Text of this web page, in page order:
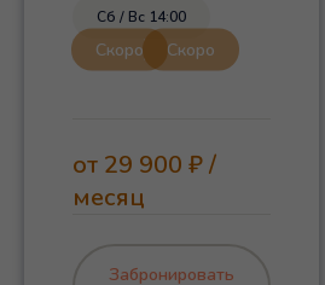
Сб / Вс 14:00
Пт 18:00 Пн 18:00
от 29 900 ₽ /
месяц
Забронировать